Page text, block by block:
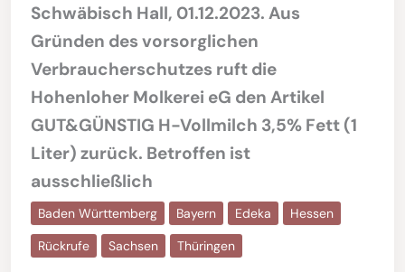
Schwäbisch Hall, 01.12.2023. Aus
Gründen des vorsorglichen
Verbraucherschutzes ruft die
Hohenloher Molkerei eG den Artikel
GUT&GÜNSTIG H-Vollmilch 3,5% Fett (1
Liter) zurück. Betroffen ist
ausschließlich
Baden Württemberg Bayern Edeka
Hessen
Rückrufe
Sachsen Thüringen